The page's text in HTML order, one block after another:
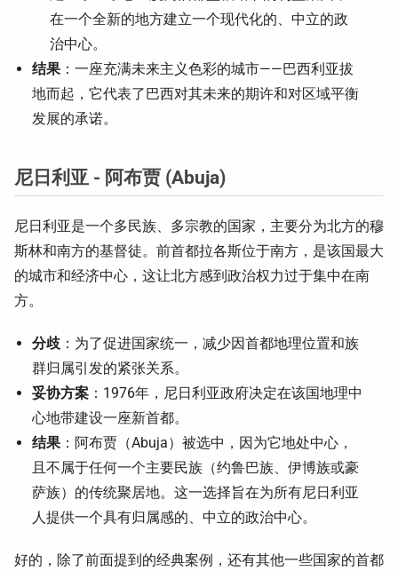
在一个全新的地方建立一个现代化的、中立的政
治中心。
结果 ：一座充满未来主义色彩的城市——巴西利亚拔
地而起，它代表了巴西对其未来的期许和对区域平衡
发展的承诺。
尼日利亚 - 阿布贾 (Abuja)
尼日利亚是一个多民族、多宗教的国家，主要分为北方的穆
斯林和南方的基督徒。前首都拉各斯位于南方，是该国最大
的城市和经济中心，这让北方感到政治权力过于集中在南
方。
分歧 ：为了促进国家统一，减少因首都地理位置和族
群归属引发的紧张关系。
妥协方案 ：1976年，尼日利亚政府决定在该国地理中
心地带建设一座新首都。
结果 ：阿布贾（Abuja）被选中，因为它地处中心，
且不属于任何一个主要民族（约鲁巴族、伊博族或豪
萨族）的传统聚居地。这一选择旨在为所有尼日利亚
人提供一个具有归属感的、中立的政治中心。
好的，除了前面提到的经典案例，还有其他一些国家的首都